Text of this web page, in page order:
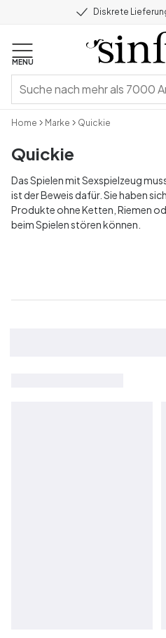
Diskrete
MENU
Home Marke Quickie
Quickie
Das Spielen mit Sexspielzeug
ist der Beweis dafür. Sie haben
Produkte ohne Ketten, Riemen
beim Spielen stören können.